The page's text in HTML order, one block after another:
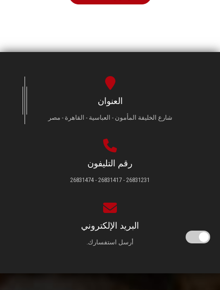
العنوان
شارع الخليفة المأمون - العباسية - القاهرة - مصر
رقم التليفون
26831231 - 26831417 - 26831474
البريد الإلكتروني
أرسل استفسارك.